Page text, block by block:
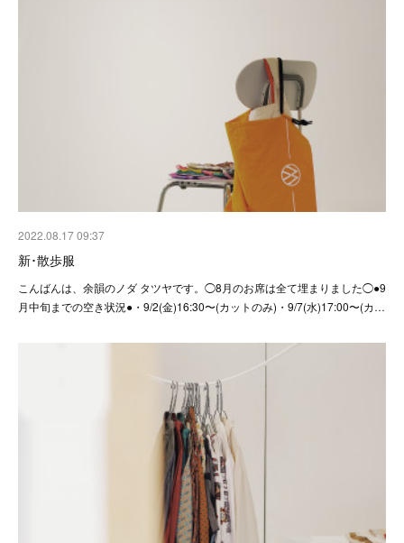
2022.08.17 09:37
新･散歩服
こんばんは、余韻のノダ タツヤです。◯8月のお席は全て埋まりました◯●9
月中旬までの空き状況●・9/2(金)16:30〜(カットのみ)・9/7(水)17:00〜(カ…